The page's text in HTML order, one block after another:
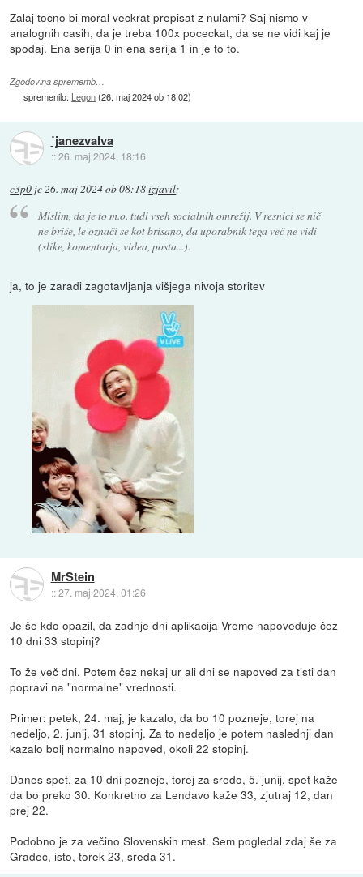
Zalaj tocno bi moral veckrat prepisat z nulami? Saj nismo v
analognih casih, da je treba 100x poceckat, da se ne vidi kaj je
spodaj. Ena serija 0 in ena serija 1 in je to to.
Zgodovina sprememb…
spremenilo: Legon(26. maj 2024 ob 18:02)
˙janezvalva
::26. maj 2024, 18:16
c3p0 je26. maj 2024 ob 08:18izjavil:
Mislim, da je to m.o. tudi vseh socialnih omrežij. V resnici se nič
ne briše, le označi se kot brisano, da uporabnik tega več ne vidi
(slike, komentarja, videa, posta...).
ja, to je zaradi zagotavljanja višjega nivoja storitev
MrStein
::27. maj 2024, 01:26
Je še kdo opazil, da zadnje dni aplikacija Vreme napoveduje čez
10 dni 33 stopinj?
To že več dni. Potem čez nekaj ur ali dni se napoved za tisti dan
popravi na "normalne" vrednosti.
Primer: petek, 24. maj, je kazalo, da bo 10 pozneje, torej na
nedeljo, 2. junij, 31 stopinj. Za to nedeljo je potem naslednji dan
kazalo bolj normalno napoved, okoli 22 stopinj.
Danes spet, za 10 dni pozneje, torej za sredo, 5. junij, spet kaže
da bo preko 30. Konkretno za Lendavo kaže 33, zjutraj 12, dan
prej 22.
Podobno je za večino Slovenskih mest. Sem pogledal zdaj še za
Gradec, isto, torek 23, sreda 31.